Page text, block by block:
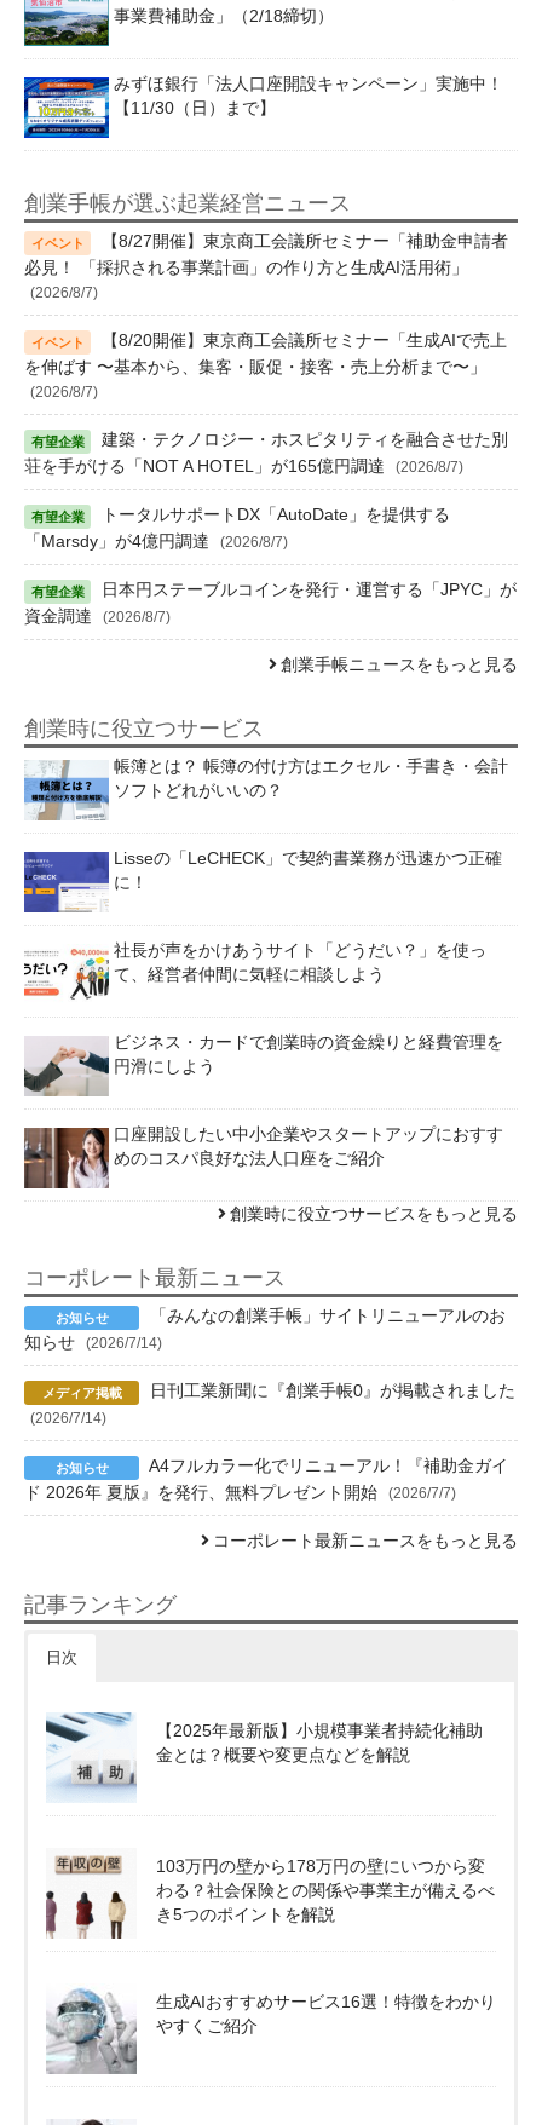
事業費補助金」（2/18締切）
みずほ銀行「法人口座開設キャンペーン」実施中！
【11/30（日）まで】
創業手帳が選ぶ起業経営ニュース
【8/27開催】東京商工会議所セミナー「補助金申請者
必見！ 「採択される事業計画」の作り方と生成AI活用術」
(2026/8/7)
【8/20開催】東京商工会議所セミナー「生成AIで売上
を伸ばす 〜基本から、集客・販促・接客・売上分析まで〜」
(2026/8/7)
建築・テクノロジー・ホスピタリティを融合させた別
荘を手がける「NOT A HOTEL」が165億円調達
(2026/8/7)
トータルサポートDX「AutoDate」を提供する
「Marsdy」が4億円調達
(2026/8/7)
日本円ステーブルコインを発行・運営する「JPYC」が
資金調達
(2026/8/7)
創業手帳ニュースをもっと見る
創業時に役立つサービス
帳簿とは？ 帳簿の付け方はエクセル・手書き・会計
ソフトどれがいいの？
Lisseの「LeCHECK」で契約書業務が迅速かつ正確
に！
社長が声をかけあうサイト「どうだい？」を使っ
て、経営者仲間に気軽に相談しよう
ビジネス・カードで創業時の資金繰りと経費管理を
円滑にしよう
口座開設したい中小企業やスタートアップにおすす
めのコスパ良好な法人口座をご紹介
創業時に役立つサービスをもっと見る
コーポレート最新ニュース
「みんなの創業手帳」サイトリニューアルのお
知らせ
(2026/7/14)
日刊工業新聞に『創業手帳0』が掲載されました
(2026/7/14)
A4フルカラー化でリニューアル！『補助金ガイ
ド 2026年 夏版』を発行、無料プレゼント開始
(2026/7/7)
コーポレート最新ニュースをもっと見る
記事ランキング
日次
【2025年最新版】小規模事業者持続化補助
金とは？概要や変更点などを解説
103万円の壁から178万円の壁にいつから変
わる？社会保険との関係や事業主が備えるべ
き5つのポイントを解説
生成AIおすすめサービス16選！特徴をわかり
やすくご紹介